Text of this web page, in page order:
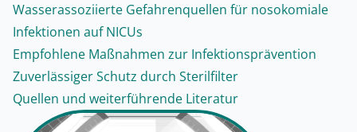
Wasserassoziierte Gefahrenquellen für nosokomiale
Infektionen auf NICUs
Empfohlene Maßnahmen zur Infektionsprävention
Zuverlässiger Schutz durch Sterilfilter
Quellen und weiterführende Literatur